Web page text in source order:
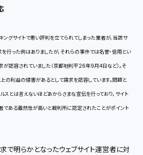
ングサイトで悪い評判を立てられてしまった業者が，当該サ
行った例はありましたが，それらの事件では名誉・信用とい
認容されていました（京都地判平26年9月4日など）。そ
の利益の侵害があるとして請求を認容しています。問題と
スとは言えないほどあからさまな宣伝を行っており，サイト
ある蓋然性が高いと裁判所に認定されたことがポイント
で明らかとなったウェブサイト運営者に対